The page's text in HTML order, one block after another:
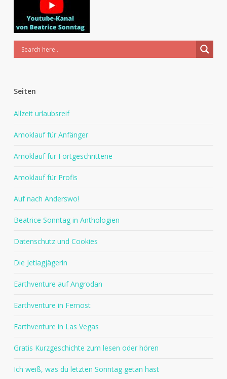
Seiten
Allzeit urlaubsreif
Amoklauf für Anfänger
Amoklauf für Fortgeschrittene
Amoklauf für Profis
Auf nach Anderswo!
Beatrice Sonntag in Anthologien
Datenschutz und Cookies
Die Jetlagjägerin
Earthventure auf Angrodan
Earthventure in Fernost
Earthventure in Las Vegas
Gratis Kurzgeschichte zum lesen oder hören
Ich weiß, was du letzten Sonntag getan hast